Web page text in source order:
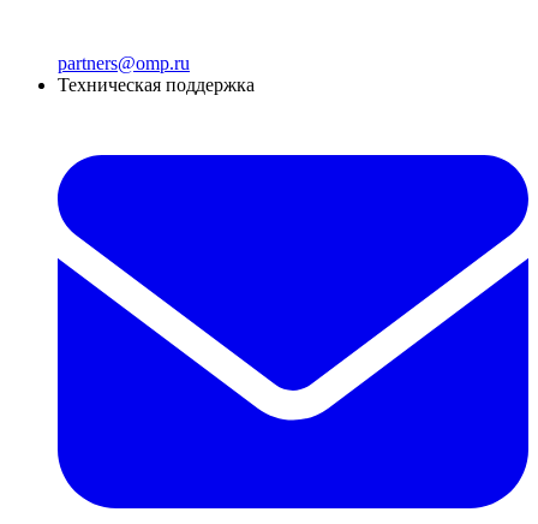
partners@omp.ru
Техническая поддержка